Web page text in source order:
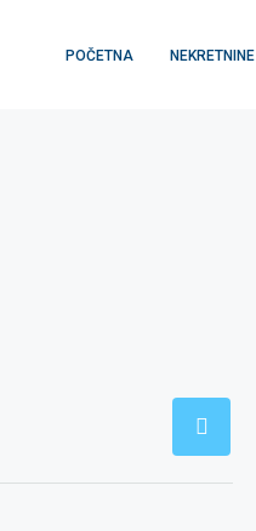
POČETNA NEKRETNINE